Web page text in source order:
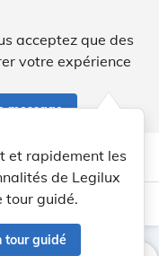
acceptez que des
votre expérience
message
Aide
et rapidement les
de Legilux
tour guidé.
tour guidé
light_mode dark_mode